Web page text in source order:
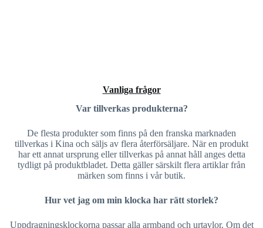
Vanliga frågor
Var tillverkas produkterna?
De flesta produkter som finns på den franska marknaden
tillverkas i Kina och säljs av flera återförsäljare. När en produkt
har ett annat ursprung eller tillverkas på annat håll anges detta
tydligt på produktbladet. Detta gäller särskilt flera artiklar från
märken som finns i vår butik.
Hur vet jag om min klocka har rätt storlek?
Uppdragningsklockorna passar alla armband och urtavlor. Om det